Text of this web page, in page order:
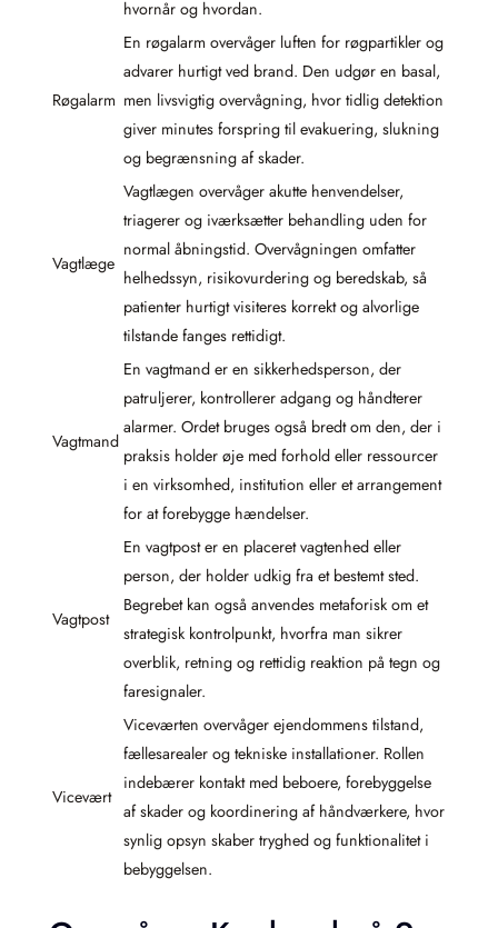
hvornår og hvordan.
Røgalarm
En røgalarm overvåger luften for røgpartikler og
advarer hurtigt ved brand. Den udgør en basal,
men livsvigtig overvågning, hvor tidlig detektion
giver minutes forspring til evakuering, slukning
og begrænsning af skader.
Vagtlæge
Vagtlægen overvåger akutte henvendelser,
triagerer og iværksætter behandling uden for
normal åbningstid. Overvågningen omfatter
helhedssyn, risikovurdering og beredskab, så
patienter hurtigt visiteres korrekt og alvorlige
tilstande fanges rettidigt.
Vagtmand
En vagtmand er en sikkerhedsperson, der
patruljerer, kontrollerer adgang og håndterer
alarmer. Ordet bruges også bredt om den, der i
praksis holder øje med forhold eller ressourcer
i en virksomhed, institution eller et arrangement
for at forebygge hændelser.
Vagtpost
En vagtpost er en placeret vagtenhed eller
person, der holder udkig fra et bestemt sted.
Begrebet kan også anvendes metaforisk om et
strategisk kontrolpunkt, hvorfra man sikrer
overblik, retning og rettidig reaktion på tegn og
faresignaler.
Vicevært
Viceværten overvåger ejendommens tilstand,
fællesarealer og tekniske installationer. Rollen
indebærer kontakt med beboere, forebyggelse
af skader og koordinering af håndværkere, hvor
synlig opsyn skaber tryghed og funktionalitet i
bebyggelsen.